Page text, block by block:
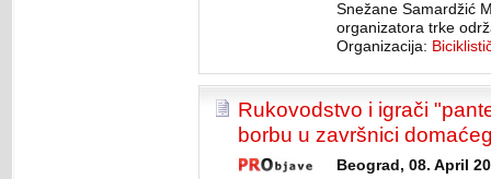
Snežane Samardžić
organizatora trke
Organizacija:
Rukovodstvo i igrači
borbu u završnici
Beograd, 08. April